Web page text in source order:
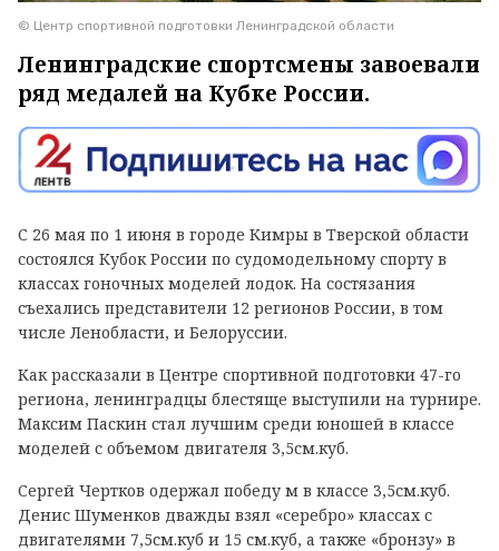
© Центр спортивной подготовки Ленинградской области
Ленинградские спортсмены завоевали
ряд медалей на Кубке России.
С 26 мая по 1 июня в городе Кимры в Тверской области
состоялся Кубок России по судомодельному спорту в
классах гоночных моделей лодок. На состязания
съехались представители 12 регионов России, в том
числе Ленобласти, и Белоруссии.
Как рассказали в Центре спортивной подготовки 47-го
региона, ленинградцы блестяще выступили на турнире.
Максим Паскин стал лучшим среди юношей в классе
моделей с объемом двигателя 3,5см.куб.
Сергей Чертков одержал победу м в классе 3,5см.куб.
Денис Шуменков дважды взял «серебро» классах с
двигателями 7,5см.куб и 15 см.куб, а также «бронзу» в